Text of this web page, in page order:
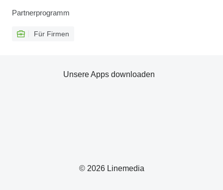
Partnerprogramm
Für Firmen
© 2026 Linemedia
Unsere Apps downloaden